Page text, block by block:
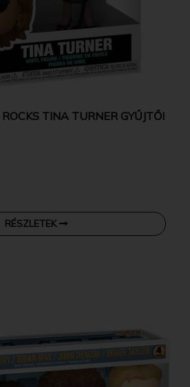
TINA TURNER GYŰJTŐI
RÉSZLETEK